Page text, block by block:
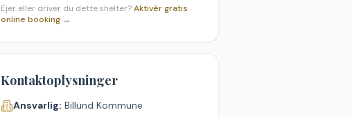
Ejer eller driver du dette shelter?Aktivér gratis
online booking →
Kontaktoplysninger
Ansvarlig: Billund Kommune